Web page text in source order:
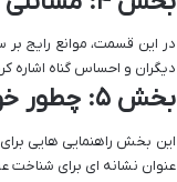
در این قسمت، موانع رایج
دیگران و احساس گناه اشاره
بخش ۵: چطور خود و خواسته هایمان را بشناسیم؟
این بخش راهنمایی هایی
عنوان نشانه ای برای شناخت